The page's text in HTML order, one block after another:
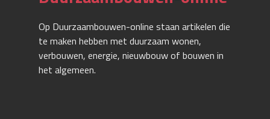
Op Duurzaambouwen-online staan artikelen die
te maken hebben met duurzaam wonen,
verbouwen, energie, nieuwbouw of bouwen in
het algemeen.